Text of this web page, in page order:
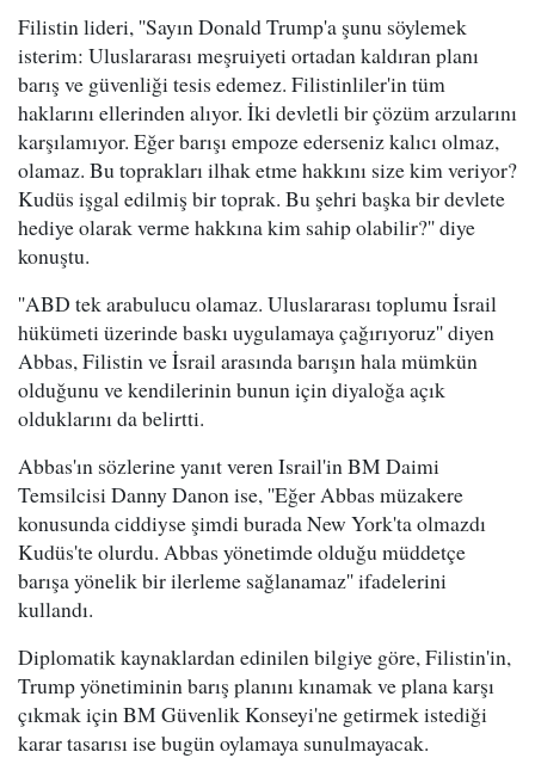
Filistin lideri, ''Sayın Donald Trump'a şunu söylemek
isterim: Uluslararası meşruiyeti ortadan kaldıran planı
barış ve güvenliği tesis edemez. Filistinliler'in tüm
haklarını ellerinden alıyor. İki devletli bir çözüm arzularını
karşılamıyor. Eğer barışı empoze ederseniz kalıcı olmaz,
olamaz. Bu toprakları ilhak etme hakkını size kim veriyor?
Kudüs işgal edilmiş bir toprak. Bu şehri başka bir devlete
hediye olarak verme hakkına kim sahip olabilir?'' diye
konuştu.
''ABD tek arabulucu olamaz. Uluslararası toplumu İsrail
hükümeti üzerinde baskı uygulamaya çağırıyoruz'' diyen
Abbas, Filistin ve İsrail arasında barışın hala mümkün
olduğunu ve kendilerinin bunun için diyaloğa açık
olduklarını da belirtti.
Abbas'ın sözlerine yanıt veren Israil'in BM Daimi
Temsilcisi Danny Danon ise, ''Eğer Abbas müzakere
konusunda ciddiyse şimdi burada New York'ta olmazdı
Kudüs'te olurdu. Abbas yönetimde olduğu müddetçe
barışa yönelik bir ilerleme sağlanamaz'' ifadelerini
kullandı.
Diplomatik kaynaklardan edinilen bilgiye göre, Filistin'in,
Trump yönetiminin barış planını kınamak ve plana karşı
çıkmak için BM Güvenlik Konseyi'ne getirmek istediği
karar tasarısı ise bugün oylamaya sunulmayacak.